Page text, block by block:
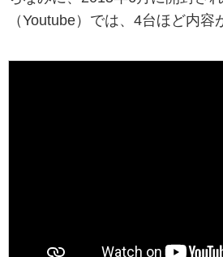
（Youtube）では、4台ほど内容